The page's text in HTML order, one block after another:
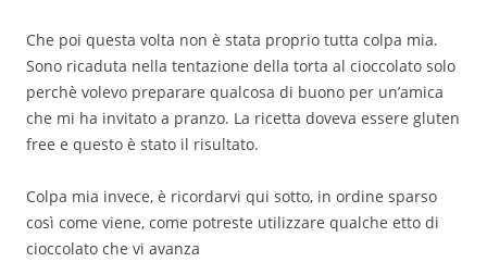
Che poi questa volta non è stata proprio tutta colpa mia.
Sono ricaduta nella tentazione della torta al cioccolato solo
perchè volevo preparare qualcosa di buono per un’amica
che mi ha invitato a pranzo. La ricetta doveva essere gluten
free e questo è stato il risultato.
Colpa mia invece, è ricordarvi qui sotto, in ordine sparso
così come viene, come potreste utilizzare qualche etto di
cioccolato che vi avanza